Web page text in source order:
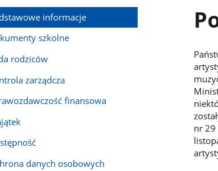
informacje
szkolne
rodziców
zarządcza
finansowa
danych osobowych
nr 29